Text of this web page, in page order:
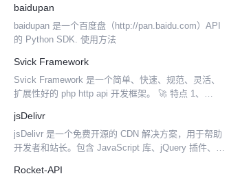
持 G...
baidupan
baidupan 是一个百度盘（http://pan.baidu.com）API
的 Python SDK. 使用方法
Svick Framework
Svick Framework 是一个简单、快速、规范、灵活、
扩展性好的 php http api 开发框架。 🚀 特点 1、
灵活，快速上...
jsDelivr
jsDelivr 是一个免费开源的 CDN 解决方案，用于帮助
开发者和站长。包含 JavaScript 库、jQuery 插件、
Rocket-API